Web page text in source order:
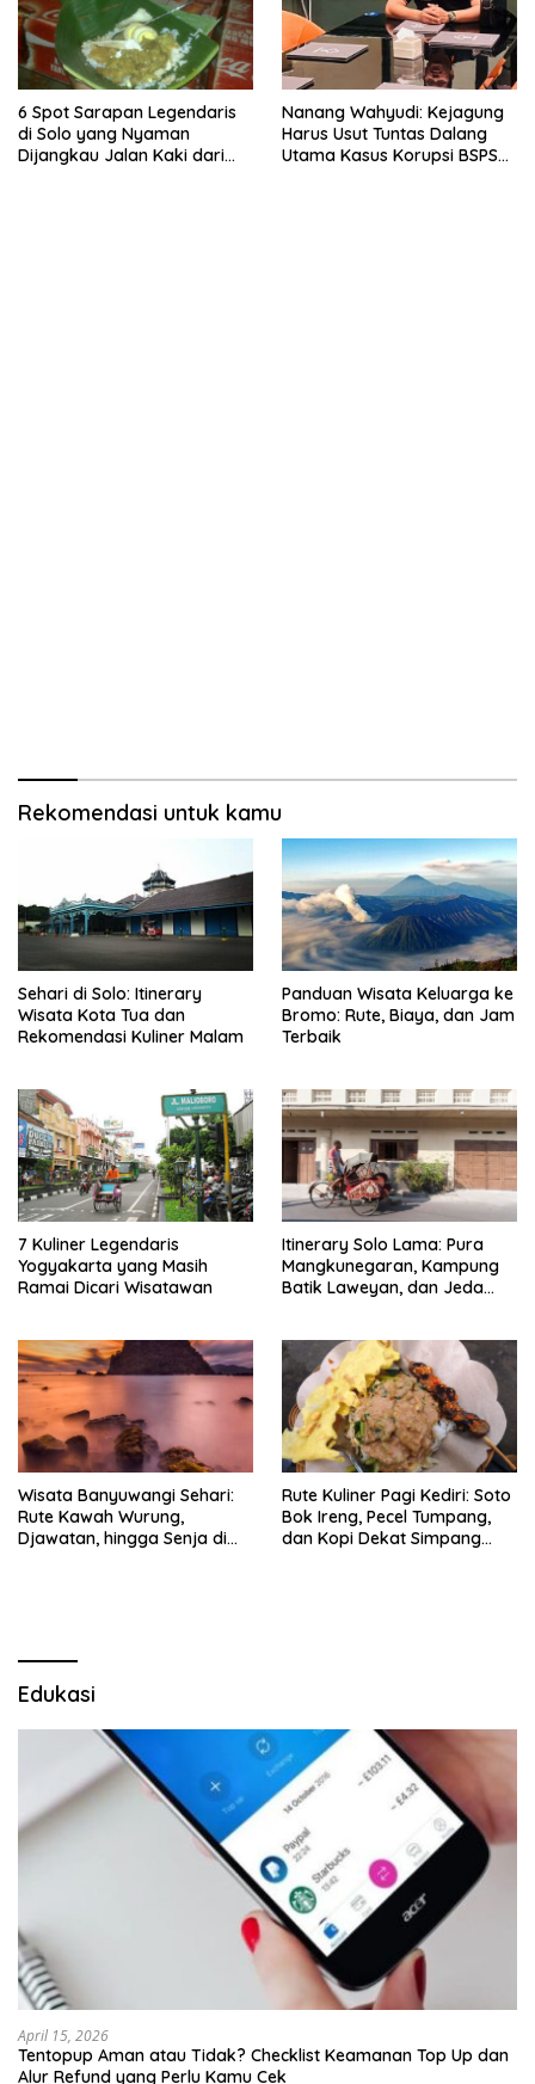
6 Spot Sarapan Legendaris
di Solo yang Nyaman
Dijangkau Jalan Kaki dari
Nanang Wahyudi: Kejagung
Harus Usut Tuntas Dalang
Utama Kasus Korupsi BSPS
Rekomendasi untuk kamu
Sehari di Solo: Itinerary
Wisata Kota Tua dan
Rekomendasi Kuliner Malam
Panduan Wisata Keluarga ke
Bromo: Rute, Biaya, dan Jam
Terbaik
7 Kuliner Legendaris
Yogyakarta yang Masih
Ramai Dicari Wisatawan
Itinerary Solo Lama: Pura
Mangkunegaran, Kampung
Batik Laweyan, dan Jeda
Wisata Banyuwangi Sehari:
Rute Kawah Wurung,
Djawatan, hingga Senja di
Rute Kuliner Pagi Kediri: Soto
Bok Ireng, Pecel Tumpang,
dan Kopi Dekat Simpang
Edukasi
April 15, 2026
Tentopup Aman atau Tidak? Checklist Keamanan Top Up dan
Alur Refund yang Perlu Kamu Cek